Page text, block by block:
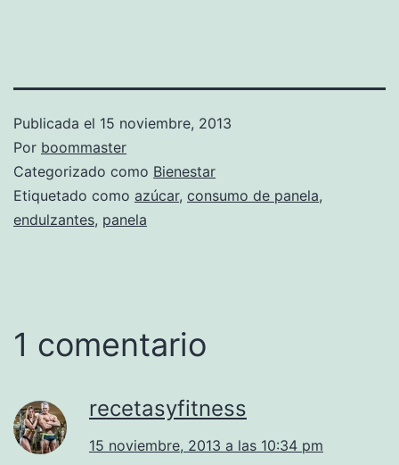
Publicada el 15 noviembre, 2013
Por boommaster
Categorizado como Bienestar
Etiquetado como azúcar, consumo de panela,
endulzantes, panela
1 comentario
recetasyfitness
15 noviembre, 2013 a las 10:34 pm